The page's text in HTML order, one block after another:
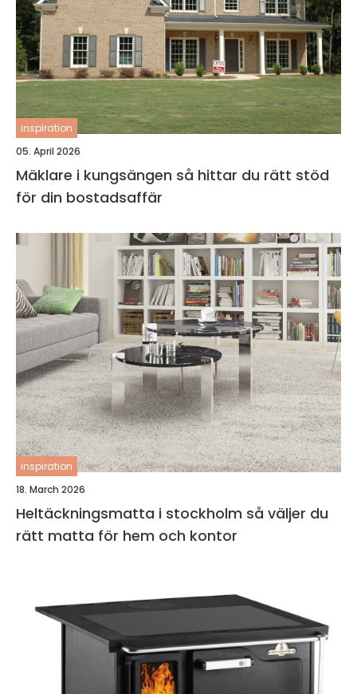
inspiration
05. April 2026
Mäklare i kungsängen så hittar du rätt stöd
för din bostadsaffär
inspiration
18. March 2026
Heltäckningsmatta i stockholm så väljer du
rätt matta för hem och kontor